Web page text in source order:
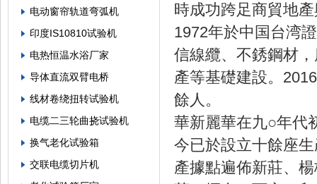
电动窗帘轨道弯弧机
印度IS10810试验机
电热恒温水浴厂家
导体直流双臂电桥
线材卷绕扭转试验机
电缆二三轮曲挠试验机
换气老化试验箱
交联电缆切片机
時成功跨足商貿地
1972年於中国台湾
信線纜、不銹鋼材
產等基礎建設。
餘人。
華新麗華在九○年代
今已於設立十餘座
產據點遍佈新莊、